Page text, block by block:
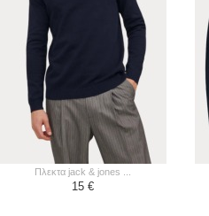
πλεκτα jack & jones ...
15 €